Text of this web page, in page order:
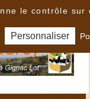
le contrôle sur
Personnaliser